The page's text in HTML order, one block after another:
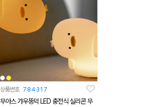
상품번호 784317
무아스 갸우뚱덕 LED 충전식 실리콘 무